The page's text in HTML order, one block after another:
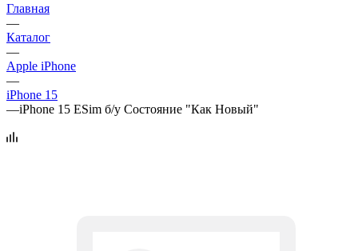
Главная
—
Каталог
—
Apple iPhone
—
iPhone 15
—iPhone 15 ESim б/у Состояние "Как Новый"